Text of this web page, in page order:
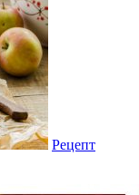
Рецепт